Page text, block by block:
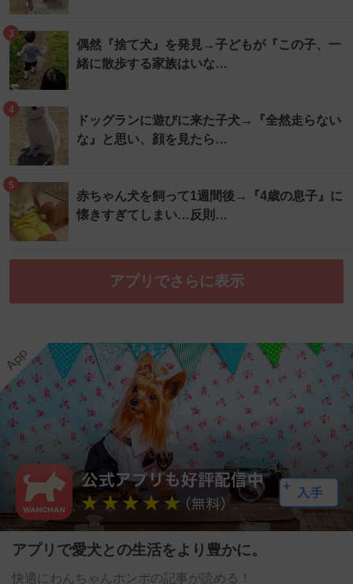
3
偶然『捨て犬』を発見→子どもが『この子、一
緒に散歩する家族はいな…
4
ドッグランに遊びに来た子犬→『全然走らない
な』と思い、顔を見たら…
5
赤ちゃん犬を飼って1週間後→『4歳の息子』に
懐きすぎてしまい…反則…
アプリでさらに表示
アプリで愛犬との生活をより豊かに。
快適にわんちゃんホンポの記事が読める！